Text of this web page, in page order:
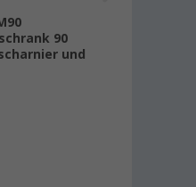
90
und